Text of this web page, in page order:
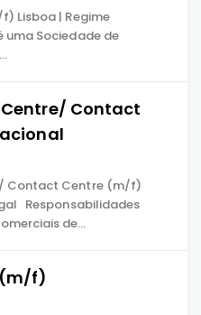
Lisboa | Regime
uma Sociedade de
Centre/ Contact
Contact Centre (m/f)
Responsabilidades
de…
f)